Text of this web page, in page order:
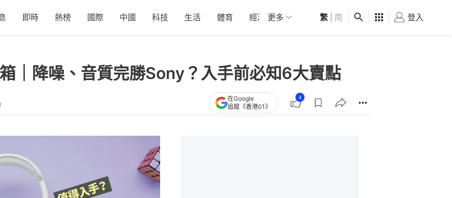
即時 熱榜 國際 中國 科技 生活 體育 經濟 01深圳 觀點 健康 好食玩飛
更多 繁 简 登入
｜降噪、音質完勝Sony？入手前必知6大賣點
在Google
追蹤《香港01》
4